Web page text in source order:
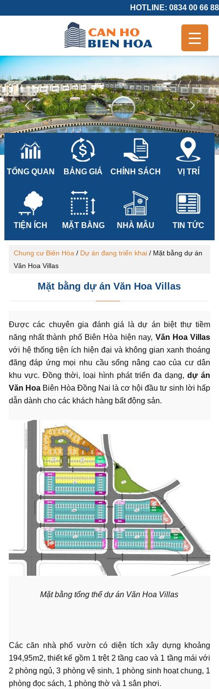
HOTLINE: 0834 00 66 88
TỔNG QUAN BẢNG GIÁ CHÍNH SÁCH VỊ TRÍ
TIỆN ÍCH MẶT BẰNG NHÀ MẪU TIN TỨC
Chung cư Biên Hòa / Dự án đang triển khai/ Mặt bằng dự án
Văn Hoa Villas
Mặt bằng dự án Văn Hoa Villas
Được các chuyên gia đánh giá là dự án biệt thự tiềm
năng nhất thành phố Biên Hòa hiện nay, Văn Hoa Villas
với hệ thống tiện ích hiện đại và không gian xanh thoáng
đãng đáp ứng mọi nhu cầu sống nâng cao của cư dân
khu vực. Đồng thời, loại hình phát triển đa dạng,dự án
Văn Hoa Biên Hòa Đồng Nai là cơ hội đầu tư sinh lời hấp
dẫn dành cho các khách hàng bất động sản.
Mặt bằng tổng thể dự án Văn Hoa Villas
Các căn nhà phố vườn có diện tích xây dựng khoảng
194,95m2, thiết kế gồm 1 trệt 2 tầng cao và 1 tầng mái với
2 phòng ngủ, 3 phòng vệ sinh, 1 phòng sinh hoạt chung, 1
phòng đọc sách, 1 phòng thờ và 1 sân phơi.